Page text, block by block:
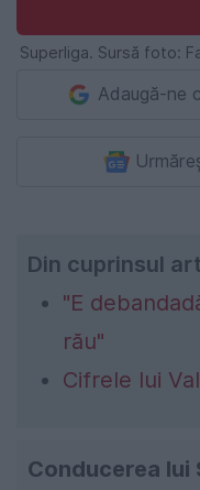
Superliga. Sursă foto:
Adaugă-ne
Din cuprinsul
"E
rău"
Cifrele lui
Conducerea lui